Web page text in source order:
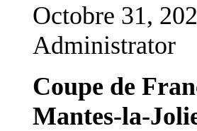
Octobre 31,
Administrator
Coupe de
Mantes-la-